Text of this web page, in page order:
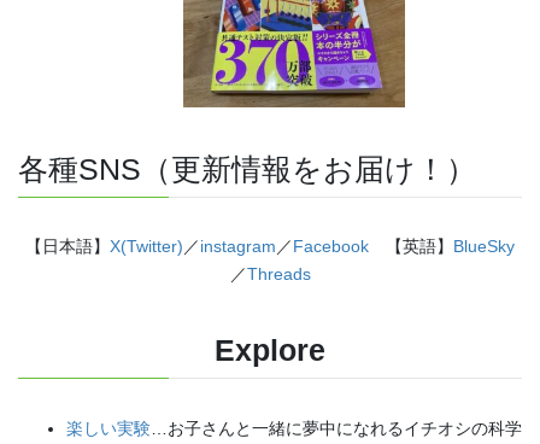
各種SNS（更新情報をお届け！）
【日本語】 X(Twitter)／instagram／Facebook 【英語】 BlueSky
／Threads
Explore
楽しい実験 …お子さんと一緒に夢中になれるイチオシの科学